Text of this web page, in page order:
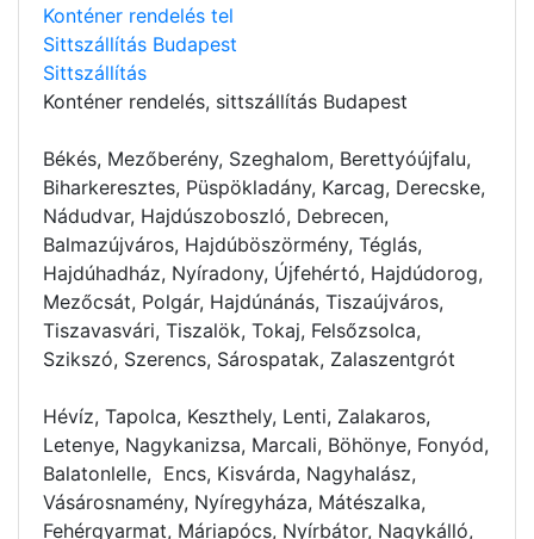
Konténer rendelés tel
Sittszállítás Budapest
Sittszállítás
Konténer rendelés, sittszállítás Budapest
Békés, Mezőberény, Szeghalom, Berettyóújfalu,
Biharkeresztes, Püspökladány, Karcag, Derecske,
Nádudvar, Hajdúszoboszló, Debrecen,
Balmazújváros, Hajdúböszörmény, Téglás,
Hajdúhadház, Nyíradony, Újfehértó, Hajdúdorog,
Mezőcsát, Polgár, Hajdúnánás, Tiszaújváros,
Tiszavasvári, Tiszalök, Tokaj, Felsőzsolca,
Szikszó, Szerencs, Sárospatak, Zalaszentgrót
Hévíz, Tapolca, Keszthely, Lenti, Zalakaros,
Letenye, Nagykanizsa, Marcali, Böhönye, Fonyód,
Balatonlelle, Encs, Kisvárda, Nagyhalász,
Vásárosnamény, Nyíregyháza, Mátészalka,
Fehérgyarmat, Máriapócs, Nyírbátor, Nagykálló,